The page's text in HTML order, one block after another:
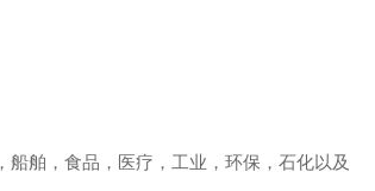
舶，食品，医疗，工业，环保，石化以及